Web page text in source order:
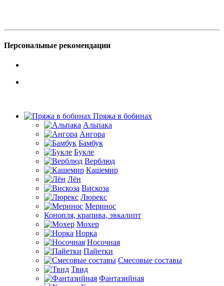
Персональные рекомендации
Пряжа в бобинах
Альпака
Ангора
Бамбук
Букле
Верблюд
Кашемир
Лён
Вискоза
Люрекс
Меринос
Конопля, крапива, эвкалипт
Мохер
Норка
Носочная
Пайетки
Смесовые составы
Твид
Фантазийная